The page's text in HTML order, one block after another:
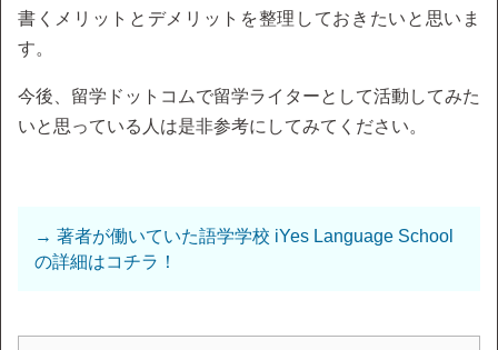
書くメリットとデメリットを整理しておきたいと思いま
す。
今後、留学ドットコムで留学ライターとして活動してみた
いと思っている人は是非参考にしてみてください。
→ 著者が働いていた語学学校 iYes Language School
の詳細はコチラ！